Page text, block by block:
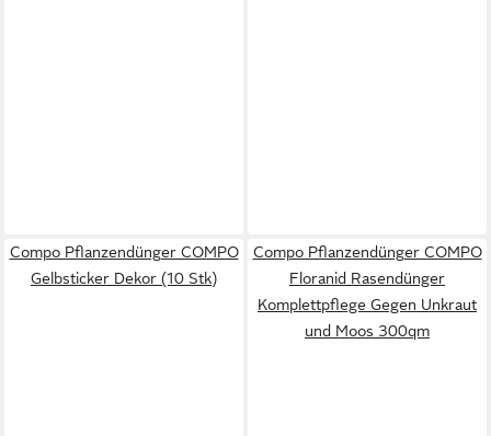
Compo Pflanzendünger COMPO
Gelbsticker Dekor (10 Stk)
Compo Pflanzendünger COMPO
Floranid Rasendünger
Komplettpflege Gegen Unkraut
und Moos 300qm